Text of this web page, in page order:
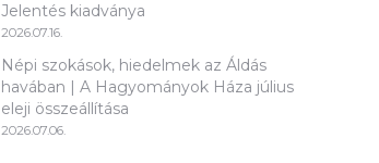
Jelentés kiadványa
2026.07.16.
Népi szokások, hiedelmek az Áldás
havában | A Hagyományok Háza július
eleji összeállítása
2026.07.06.